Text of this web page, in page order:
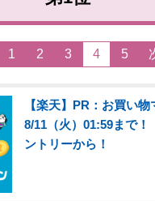
1 2 3 4 5
【楽天】PR：お買い
8/11（火）01:59まで
ントリーから！